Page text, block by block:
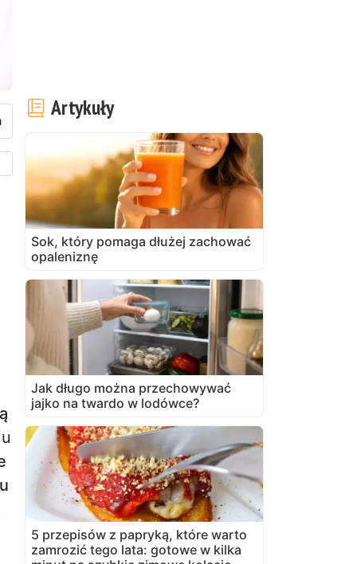
Artykuły
Sok, który pomaga dłużej zachować
opaleniznę
Jak długo można przechowywać
jajko na twardo w lodówce?
5 przepisów z papryką, które warto
zamrozić tego lata: gotowe w kilka